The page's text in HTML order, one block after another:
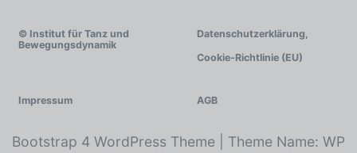
© Institut für Tanz und
Bewegungsdynamik
Datenschutzerklärung,
Cookie-Richtlinie (EU)
Impressum AGB
Bootstrap 4 WordPress Theme
Theme Name: WP